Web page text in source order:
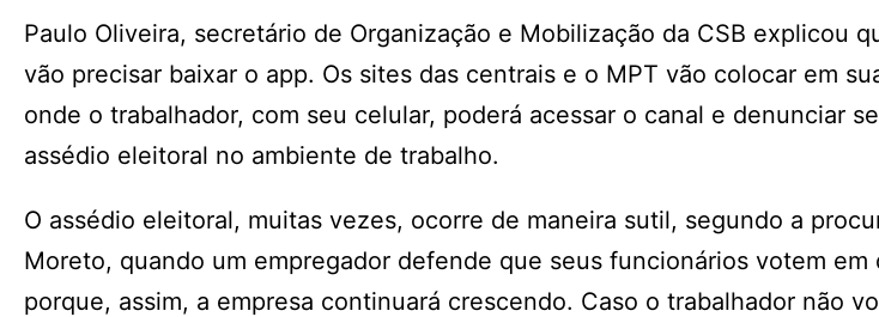
Paulo Oliveira, secretário de Organização e Mobilização da CSB explicou
vão precisar baixar o app. Os sites das centrais e o MPT vão colocar em
onde o trabalhador, com seu celular, poderá acessar o canal e denunciar
assédio eleitoral no ambiente de trabalho.
O assédio eleitoral, muitas vezes, ocorre de maneira sutil, segundo a
Moreto, quando um empregador defende que seus funcionários votem em
porque, assim, a empresa continuará crescendo. Caso o trabalhador não